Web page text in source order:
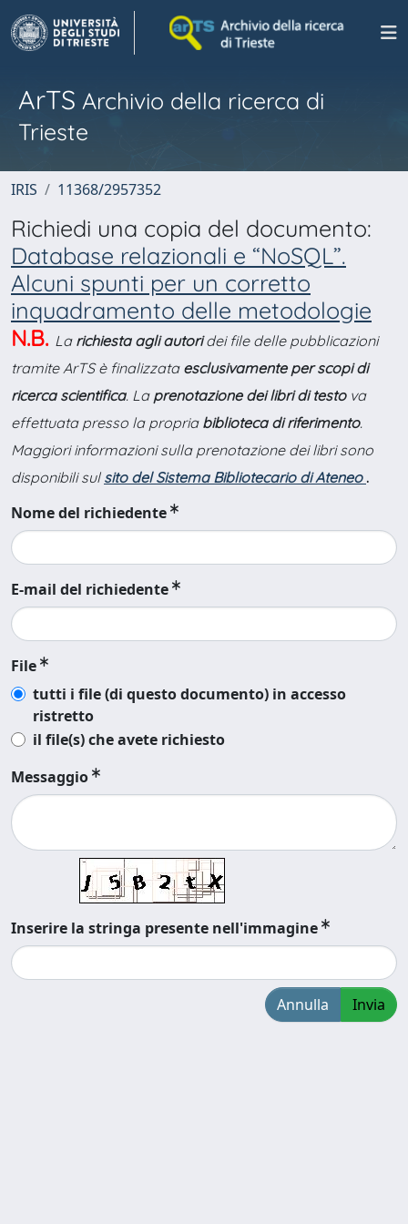
ArTS Archivio della ricerca di
Trieste
IRIS 11368/2957352
Richiedi una copia del documento:
Database relazionali e “NoSQL”.
Alcuni spunti per un corretto
inquadramento delle metodologie
N.B. La richiesta agli autoridei file delle pubblicazioni
tramite ArTS è finalizzata esclusivamente per scopi di
ricerca scientifica. La prenotazione dei libri di testova
effettuata presso la propria biblioteca di riferimento.
Maggiori informazioni sulla prenotazione dei libri sono
disponibili sul sito del Sistema Bibliotecario di Ateneo .
Nome del richiedente
E-mail del richiedente
File
tutti i file (di questo documento) in accesso
ristretto
il file(s) che avete richiesto
Messaggio
Inserire la stringa presente nell'immagine
Annulla Invia